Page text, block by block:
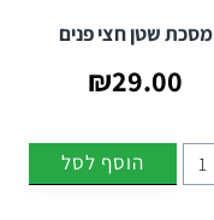
מסכת שטן חצי פנים
₪29.00
הוסף לסל